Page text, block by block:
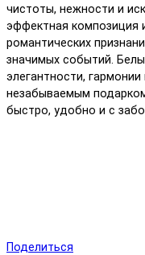
чистоты, нежности и
эффектная композиция
романтических
значимых событий.
элегантности,
незабываемым
быстро, удобно и с
Поделиться